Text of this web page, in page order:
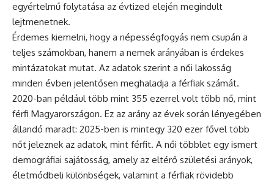
egyértelmű folytatása az évtized elején megindult
lejtmenetnek.
Érdemes kiemelni, hogy a népességfogyás nem csupán a
teljes számokban, hanem a nemek arányában is érdekes
mintázatokat mutat. Az adatok szerint a női lakosság
minden évben jelentősen meghaladja a férfiak számát.
2020-ban például több mint 355 ezerrel volt több nő, mint
férfi Magyarországon. Ez az arány az évek során lényegében
állandó maradt: 2025-ben is mintegy 320 ezer fővel több
nőt jeleznek az adatok, mint férfit. A női többlet egy ismert
demográfiai sajátosság, amely az eltérő születési arányok,
életmódbeli különbségek, valamint a férfiak rövidebb